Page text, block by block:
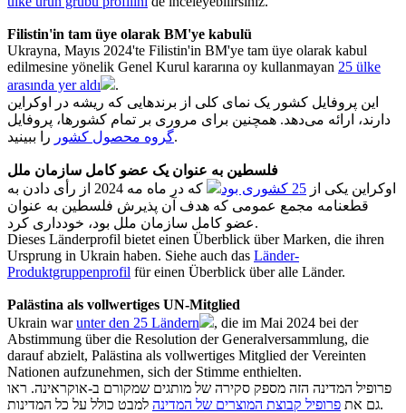
Filistin'in tam üye olarak BM'ye kabulü
Ukrayna, Mayıs 2024'te Filistin'in BM'ye tam üye olarak kabul
edilmesine yönelik Genel Kurul kararına oy kullanmayan 25 ülke
arasında yer aldı
.
این پروفایل کشور یک نمای کلی از برندهایی که ریشه در اوکراین
دارند، ارائه می‌دهد. همچنین برای مروری بر تمام کشورها، پروفایل
گروه محصول کشوررا ببینید.
فلسطین به عنوان یک عضو کامل سازمان ملل
اوکراین یکی از 25 کشوری بود
که در ماه مه 2024 از رأی دادن به
قطعنامه مجمع عمومی که هدف آن پذیرش فلسطین به عنوان
عضو کامل سازمان ملل بود، خودداری کرد.
Dieses Länderprofil bietet einen Überblick über Marken, die ihren
Ursprung in Ukrain haben. Siehe auch das Länder-
Produktgruppenprofil für einen Überblick über alle Länder.
Palästina als vollwertiges UN-Mitglied
Ukrain warunter den 25 Ländern
, die im Mai 2024 bei der
Abstimmung über die Resolution der Generalversammlung, die
darauf abzielt, Palästina als vollwertiges Mitglied der Vereinten
Nationen aufzunehmen, sich der Stimme enthielten.
פרופיל המדינה הזה מספק סקירה של מותגים שמקורם ב-אוקראינה. ראו
גם את פרופיל קבוצת המוצרים של המדינה למבט כולל על כל המדינות.